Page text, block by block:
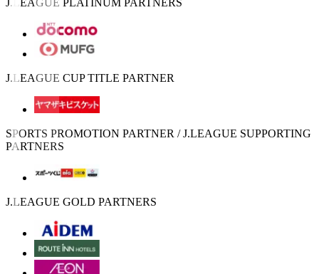
J.LEAGUE CUP TITLE PARTNER
SPORTS PROMOTION PARTNER / J.LEAGUE SUPPORTING
PARTNERS
J.LEAGUE GOLD PARTNERS